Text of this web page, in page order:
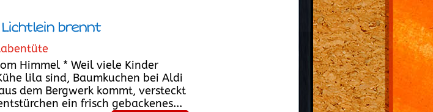
brennt
Himmel * Weil viele Kinder
lila sind, Baumkuchen bei Aldi
dem Bergwerk kommt, versteckt
ein frisch gebackenes...